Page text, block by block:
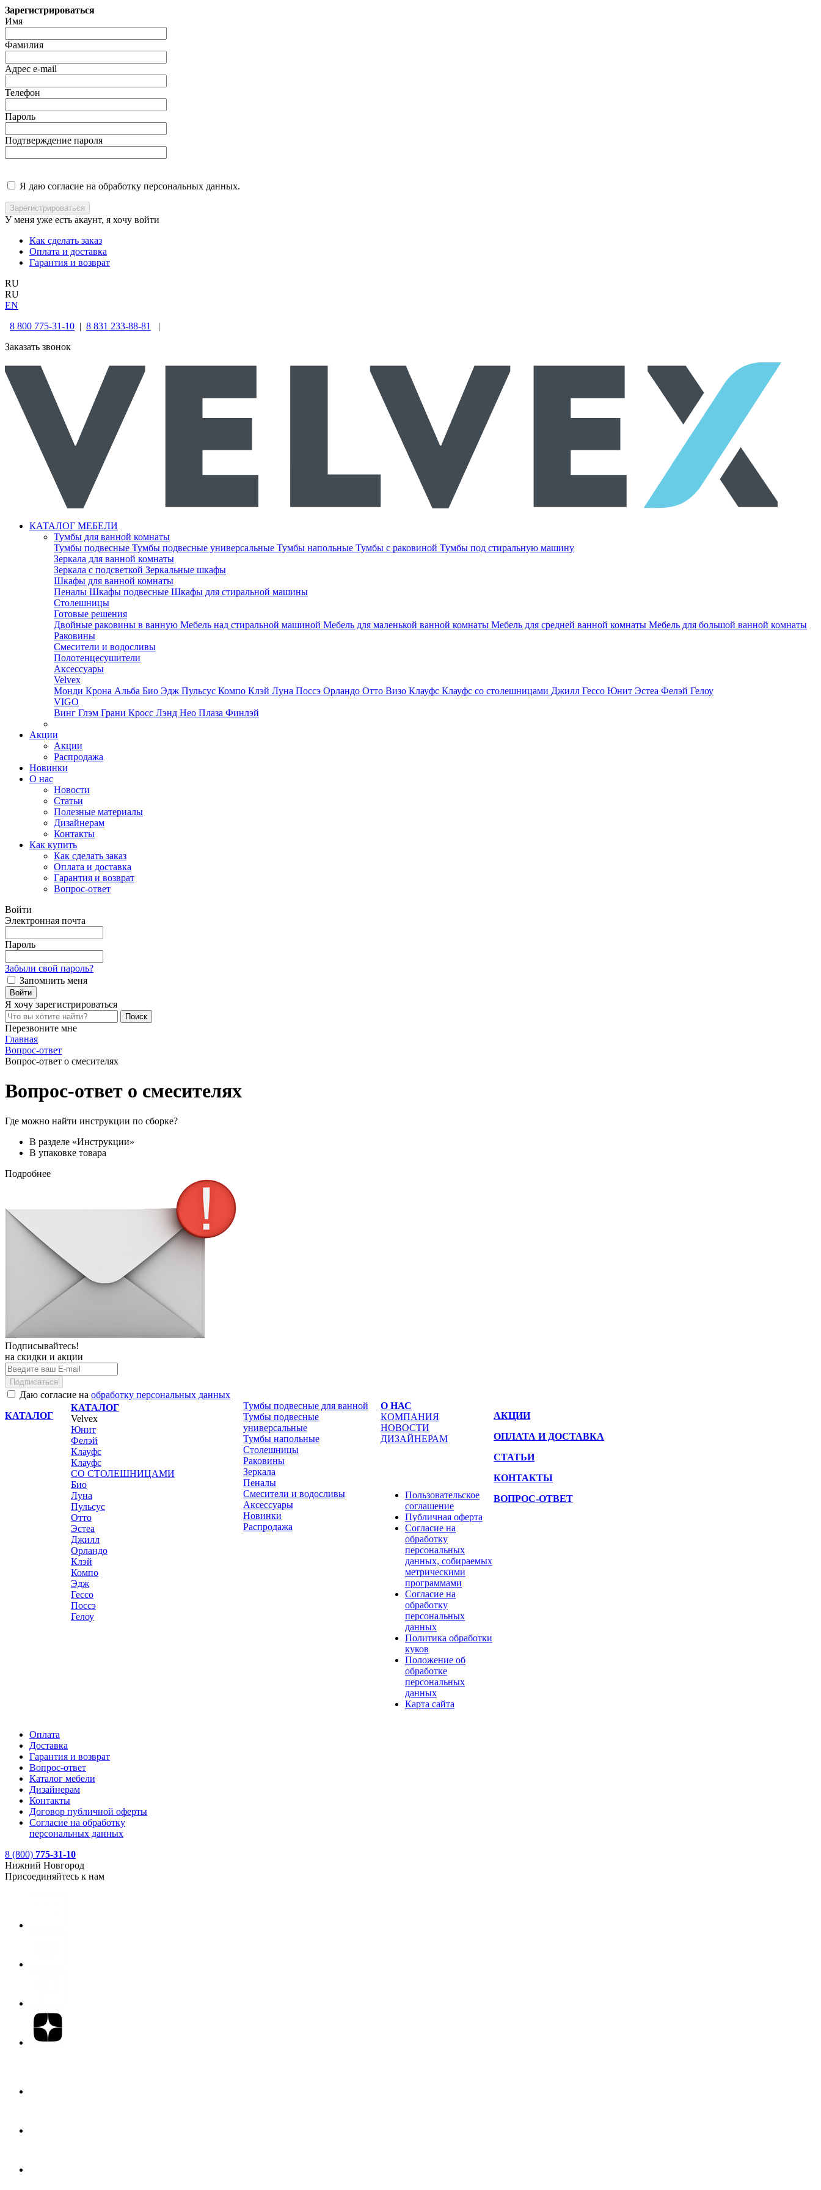
Зарегистрироваться
Имя
Фамилия
Адрес e-mail
Телефон
Пароль
Подтверждение пароля
Я даю согласие на обработку персональных данных.
У меня уже есть акаунт, я хочу войти
Как сделать заказ
Оплата и доставка
Гарантия и возврат
RU
RU
EN
8 800 775-31-10 | 8 831 233-88-81
|
Заказать звонок
КАТАЛОГ МЕБЕЛИ
Тумбы для ванной комнаты
Тумбы подвесные Тумбы подвесные универсальные Тумбы напольные Тумбы с раковиной Тумбы под стиральную машину
Зеркала для ванной комнаты
Зеркала с подсветкой Зеркальные шкафы
Шкафы для ванной комнаты
Пеналы Шкафы подвесные Шкафы для стиральной машины
Столешницы
Готовые решения
Двойные раковины в ванную Мебель над стиральной машиной Мебель для маленькой ванной комнаты Мебель для средней ванной комнаты Мебель для большой ванной комнаты
Раковины
Смесители и водосливы
Полотенцесушители
Аксессуары
Velvex
Монди Крона Альба Био Эдж Пульсус Компо Клэй Луна Поссэ Орландо Отто Визо Клауфс Клауфс со столешницами Джилл Гессо Юнит Эстеа Фелэй Гелоу
VIGO
Винг Глэм Грани Кросс Лэнд Нео Плаза Финлэй
Акции
Акции
Распродажа
Новинки
О нас
Новости
Статьи
Полезные материалы
Дизайнерам
Контакты
Как купить
Как сделать заказ
Оплата и доставка
Гарантия и возврат
Вопрос-ответ
Войти
Электронная почта
Пароль
Забыли свой пароль?
Запомнить меня
Я хочу зарегистрироваться
Перезвоните мне
Главная
Вопрос-ответ
Вопрос-ответ о смесителях
Вопрос-ответ о смесителях
Где можно найти инструкции по сборке?
В разделе «Инструкции»
В упаковке товара
Подробнее
Подписывайтесь!
на скидки и акции
Подписаться
Даю согласие на обработку персональных данных
КАТАЛОГ
КАТАЛОГ
Velvex
Юнит
Фелэй
Клауфс
Клауфс
СО СТОЛЕШНИЦАМИ
Био
Луна
Пульсус
Отто
Эстеа
Джилл
Орландо
Клэй
Компо
Эдж
Гессо
Поссэ
Гелоу
Тумбы подвесные для ванной
Тумбы подвесные
универсальные
Тумбы напольные
Столешницы
Раковины
Зеркала
Пеналы
Смесители и водосливы
Аксессуары
Новинки
Распродажа
О НАС
КОМПАНИЯ
НОВОСТИ
ДИЗАЙНЕРАМ
Пользовательское
соглашение
Публичная оферта
Согласие на
обработку
персональных
данных, собираемых
метрическими
программами
Согласие на
обработку
персональных
данных
Политика обработки
куков
Положение об
обработке
персональных
данных
Карта сайта
АКЦИИ
ОПЛАТА И ДОСТАВКА
СТАТЬИ
КОНТАКТЫ
ВОПРОС-ОТВЕТ
Оплата
Доставка
Гарантия и возврат
Вопрос-ответ
Каталог мебели
Дизайнерам
Контакты
Договор публичной оферты
Согласие на обработку
персональных данных
8 (800) 775-31-10
Нижний Новгород
Присоединяйтесь к нам